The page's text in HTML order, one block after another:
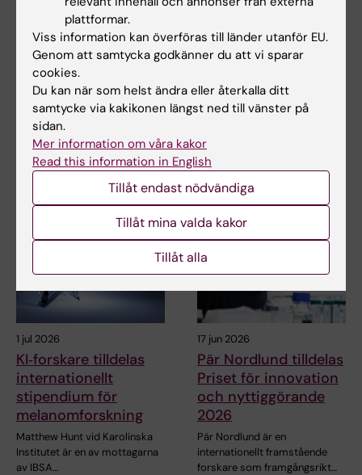
2 jul 2026
MedH-forskare prisas
för välciterad
publikation
MedH forskarna Christina
Alexandrou och Marie Löf har
tillsammans med…
2 jul 2026
MedH-forskare prisas
för välciterad
publikation
MedH forskarna Christina
Alexandrou och Marie Löf har
tillsammans med…
1 jul 2026
KI‑forskare tilldelas
internationellt
stipendium för
melanomforskning
Matthew Hunt vid Karolinska
Institutet är en av mottagarna
av IBSA…
17 jun 2026
Pär Nordlund tilldelas
Priset för innovation
och nyttiggörande
2026
Pär Nordlund är en
internationellt framstående
forskare som framgångsrikt…
plattformar.
Viss information kan överföras till länder utanför EU.
Genom att samtycka godkänner du att vi sparar
cookies.
Du kan när som helst ändra eller återkalla ditt
samtycke via kakikonen längst ned till vänster på
sidan.
Mer information om våra kakor
Read this information in English
Tillåt endast nödvändiga
Tillåt mina valda kakor
Tillåt alla